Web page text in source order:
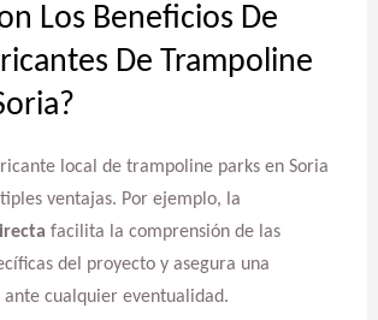
Los Beneficios De
De Trampoline
local de trampoline parks en Soria
ventajas. Por ejemplo, la
facilita la comprensión de las
del proyecto y asegura una
ante cualquier eventualidad.